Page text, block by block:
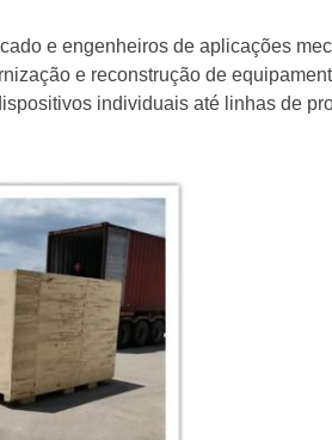
e engenheiros de aplicações
e reconstrução de
individuais até linhas de